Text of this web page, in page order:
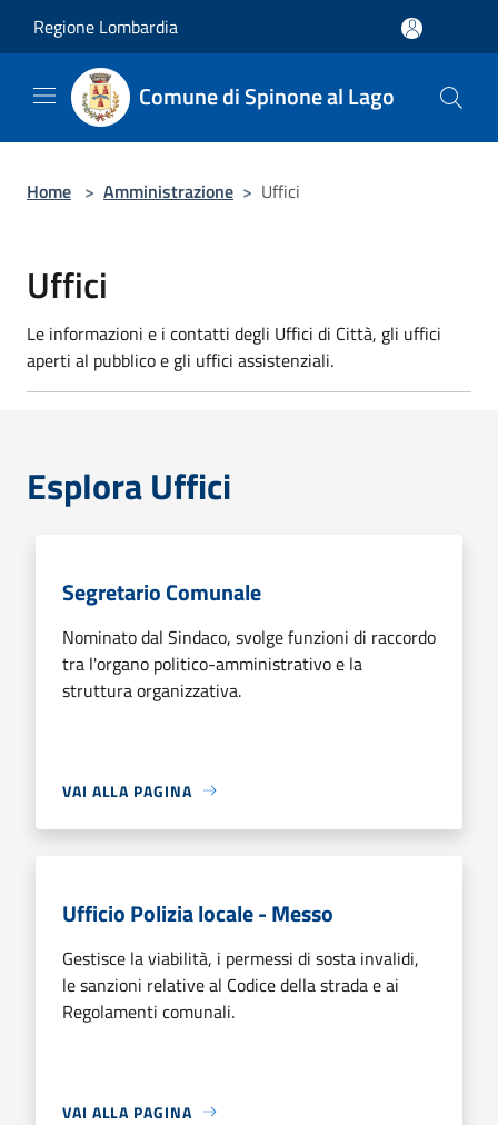
Regione Lombardia
Comune di Spinone al Lago
Home > Amministrazione > Uffici
Uffici
Le informazioni e i contatti degli Uffici di Città, gli uffici
aperti al pubblico e gli uffici assistenziali.
Esplora Uffici
Segretario Comunale
Nominato dal Sindaco, svolge funzioni di raccordo
tra l'organo politico-amministrativo e la
struttura organizzativa.
VAI ALLA PAGINA
Ufficio Polizia locale - Messo
Gestisce la viabilità, i permessi di sosta invalidi,
le sanzioni relative al Codice della strada e ai
Regolamenti comunali.
VAI ALLA PAGINA